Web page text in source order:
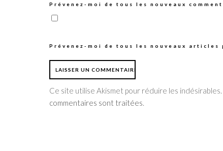
Prévenez-moi de tous les nouveaux
Prévenez-moi de tous les nouveaux articles
Ce site utilise Akismet pour réduire les indésirables.
commentaires sont traitées.